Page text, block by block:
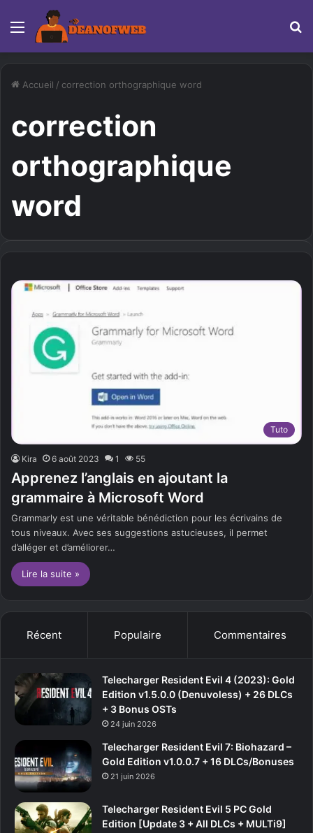
Menu
Accueil / correction orthographique word
correction
orthographique
word
Tuto
Kira 6 août 2023 1 55
Apprenez l’anglais en ajoutant la
grammaire à Microsoft Word
Grammarly est une véritable bénédiction pour les écrivains de
tous niveaux. Avec ses suggestions astucieuses, il permet
d’alléger et d’améliorer…
Lire la suite »
Récent Populaire Commentaires
Telecharger Resident Evil 4 (2023): Gold
Edition v1.5.0.0 (Denuvoless) + 26 DLCs
+ 3 Bonus OSTs
24 juin 2026
Telecharger Resident Evil 7: Biohazard –
Gold Edition v1.0.0.7 + 16 DLCs/Bonuses
21 juin 2026
Telecharger Resident Evil 5 PC Gold
Edition [Update 3 + All DLCs + MULTi9]